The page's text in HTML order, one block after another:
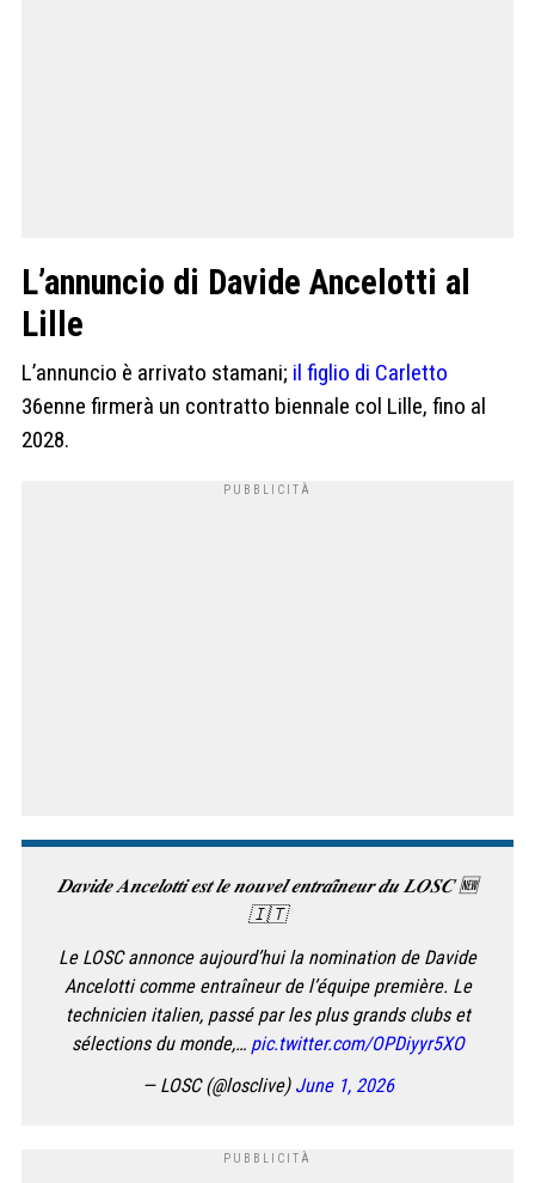
L’annuncio di Davide Ancelotti al
Lille
L’annuncio è arrivato stamani; il figlio di Carletto
36enne firmerà un contratto biennale col Lille, fino al
2028.
𝑫𝒂𝒗𝒊𝒅𝒆 𝑨𝒏𝒄𝒆𝒍𝒐𝒕𝒕𝒊 𝒆𝒔𝒕 𝒍𝒆 𝒏𝒐𝒖𝒗𝒆𝒍 𝒆𝒏𝒕𝒓𝒂𝒊̂𝒏𝒆𝒖𝒓 𝒅𝒖 𝑳𝑶𝑺𝑪 🆕
🇮🇹
Le LOSC annonce aujourd’hui la nomination de Davide
Ancelotti comme entraîneur de l’équipe première. Le
technicien italien, passé par les plus grands clubs et
sélections du monde,… pic.twitter.com/OPDiyyr5XO
— LOSC (@losclive) June 1, 2026